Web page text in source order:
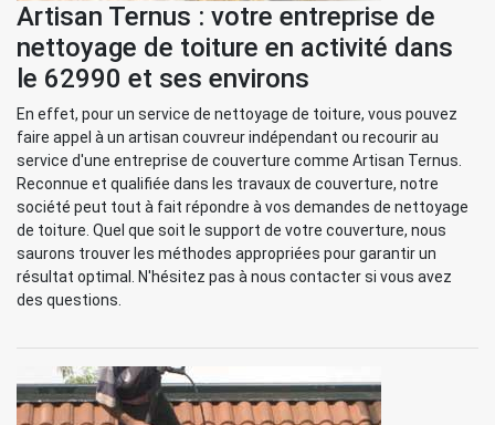
Artisan Ternus : votre entreprise de
nettoyage de toiture en activité dans
le 62990 et ses environs
En effet, pour un service de nettoyage de toiture, vous pouvez
faire appel à un artisan couvreur indépendant ou recourir au
service d'une entreprise de couverture comme Artisan Ternus.
Reconnue et qualifiée dans les travaux de couverture, notre
société peut tout à fait répondre à vos demandes de nettoyage
de toiture. Quel que soit le support de votre couverture, nous
saurons trouver les méthodes appropriées pour garantir un
résultat optimal. N'hésitez pas à nous contacter si vous avez
des questions.